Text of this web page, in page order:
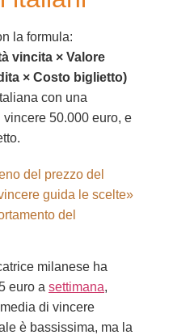
la formula:
vincita × Valore
× Costo biglietto)
con una
50.000 euro, e
del prezzo del
guida le scelte»
del
milanese ha
euro a settimana,
di vincere
è bassissima, ma la